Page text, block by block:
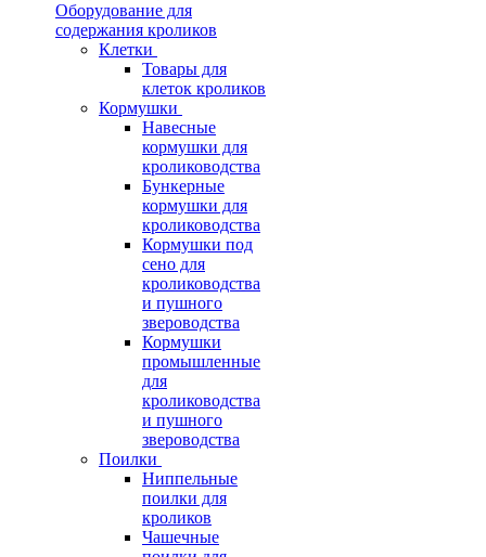
Оборудование для
содержания кроликов
Клетки
Товары для
клеток кроликов
Кормушки
Навесные
кормушки для
кролиководства
Бункерные
кормушки для
кролиководства
Кормушки под
сено для
кролиководства
и пушного
звероводства
Кормушки
промышленные
для
кролиководства
и пушного
звероводства
Поилки
Ниппельные
поилки для
кроликов
Чашечные